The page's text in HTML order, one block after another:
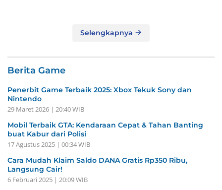
Selengkapnya
Berita Game
Penerbit Game Terbaik 2025: Xbox Tekuk Sony dan
Nintendo
29 Maret 2026 | 20:40 WIB
Mobil Terbaik GTA: Kendaraan Cepat & Tahan Banting
buat Kabur dari Polisi
17 Agustus 2025 | 00:34 WIB
Cara Mudah Klaim Saldo DANA Gratis Rp350 Ribu,
Langsung Cair!
6 Februari 2025 | 20:09 WIB